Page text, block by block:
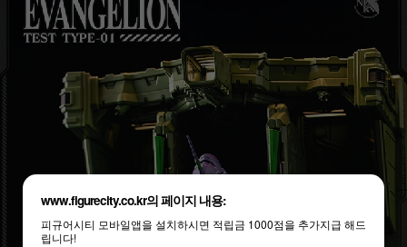
www.figurecity.co.kr의 페이지 내용:
피규어시티 모바일앱을 설치하시면 적립금 1000점을 추가지급 해드
립니다!